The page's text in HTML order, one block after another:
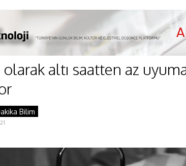
altı saatten az
Bilim